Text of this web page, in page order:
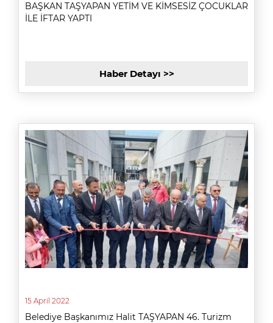
BAŞKAN TAŞYAPAN YETİM VE KİMSESİZ ÇOCUKLAR
İLE İFTAR YAPTI
Haber Detayı >>
15 April 2022
Belediye Başkanımız Halit TAŞYAPAN 46. Turizm